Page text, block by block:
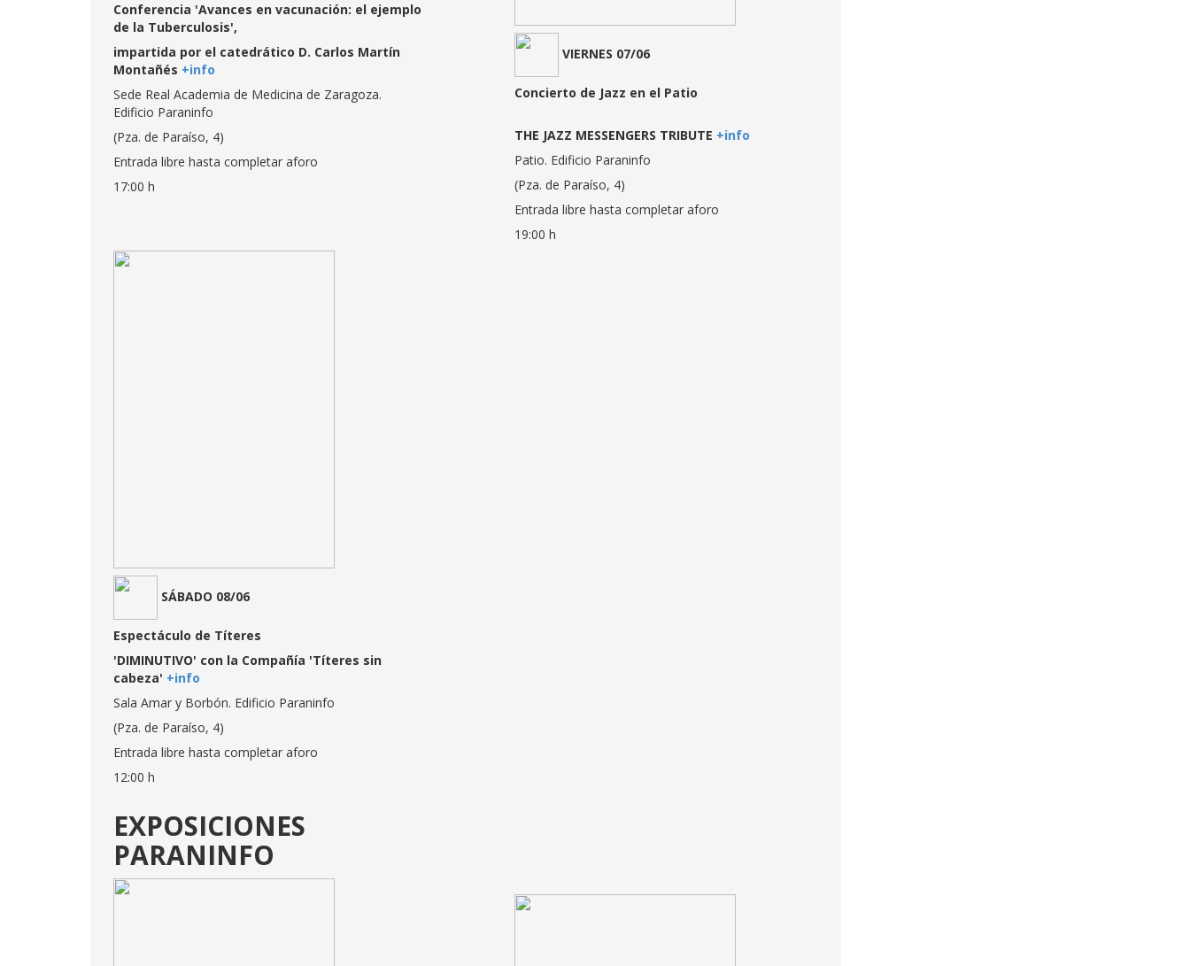
Conferencia 'Avances en vacunación: el ejemplo
de la Tuberculosis',
impartida por el catedrático D. Carlos Martín
Montañés +info
Sede Real Academia de Medicina de Zaragoza.
Edificio Paraninfo
(Pza. de Paraíso, 4)
Entrada libre hasta completar aforo
17:00 h
VIERNES 07/06
Concierto de Jazz en el Patio
THE JAZZ MESSENGERS TRIBUTE +info
Patio. Edificio Paraninfo
(Pza. de Paraíso, 4)
Entrada libre hasta completar aforo
19:00 h
SÁBADO 08/06
Espectáculo de Títeres
'DIMINUTIVO' con la Compañía 'Títeres sin
cabeza' +info
Sala Amar y Borbón. Edificio Paraninfo
(Pza. de Paraíso, 4)
Entrada libre hasta completar aforo
12:00 h
EXPOSICIONES
PARANINFO